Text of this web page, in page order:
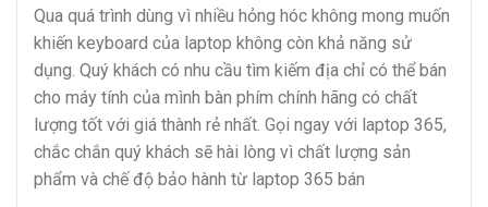
Qua quá trình dùng vì nhiều hỏng hóc không mong muốn
khiến keyboard của laptop không còn khả năng sử
dụng. Quý khách có nhu cầu tìm kiếm địa chỉ có thể bán
cho máy tính của mình bàn phím chính hãng có chất
lượng tốt với giá thành rẻ nhất. Gọi ngay với laptop 365,
chắc chắn quý khách sẽ hài lòng vì chất lượng sản
phẩm và chế độ bảo hành từ laptop 365 bán